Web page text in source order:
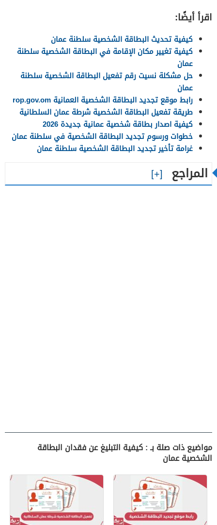
اقرأ أيضًا:
كيفية تحديث البطاقة الشخصية سلطنة عمان
كيفية تغيير مكان الإقامة في البطاقة الشخصية سلطنة
عمان
حل مشكلة نسيت رقم تفعيل البطاقة الشخصية سلطنة
عمان
رابط موقع تجديد البطاقة الشخصية العمانية rop.gov.om
طريقة تفعيل البطاقة الشخصية شرطة عمان السلطانية
كيفية اصدار بطاقة شخصية عمانية جديدة 2026
خطوات ورسوم تجديد البطاقة الشخصية في سلطنة عمان
غرامة تأخير تجديد البطاقة الشخصية سلطنة عمان
المراجع
مواضيع ذات صلة بـ : كيفية التبليغ عن فقدان البطاقة
الشخصية عمان